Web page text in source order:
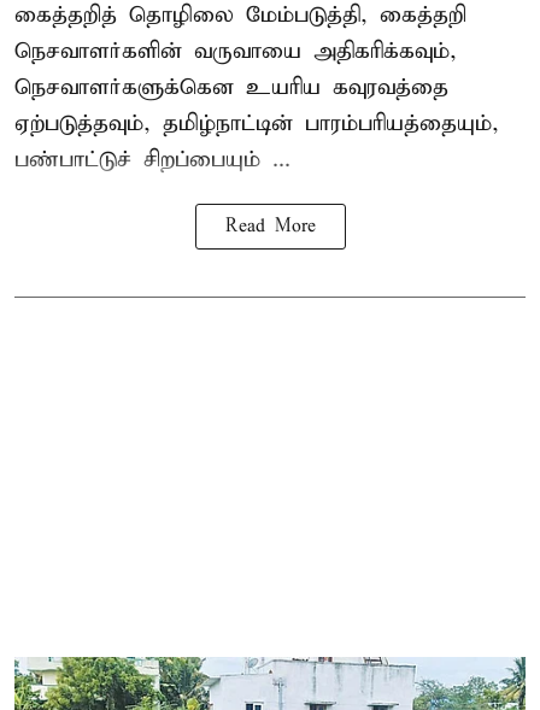
கைத்தறித் தொழிலை மேம்படுத்தி, கைத்தறி
நெசவாளர்களின் வருவாயை அதிகரிக்கவும்,
நெசவாளர்களுக்கென உயரிய கவுரவத்தை
ஏற்படுத்தவும், தமிழ்நாட்டின் பாரம்பரியத்தையும்,
பண்பாட்டுச் சிறப்பையும் ...
Read More